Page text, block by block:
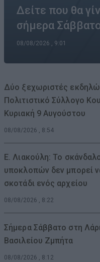
Δείτε που θα
σήμερα
08/08/2026 , 9:01
Δύο ξεχωριστές
Πολιτιστικό Σύλλογο
Κυριακή 9 Αυγούστου
08/08/2026 , 8:54
Ε. Λιακούλη: Το
υποκλοπών δεν μπορεί
σκοτάδι ενός αρχείου
08/08/2026 , 8:22
Σήμερα Σάββατο στη
Βασιλείου Ζμπήτα
08/08/2026 , 8:12